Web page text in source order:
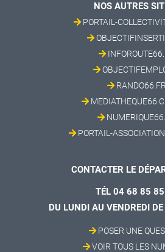
NOS AUTRES
PORTAIL-
RANDO66.FR
PORTAIL-
CONTACTER LE
TÉL 04 68 85
DU LUNDI AU VENDREDI
POSER UNE
VOIR TOUS LES